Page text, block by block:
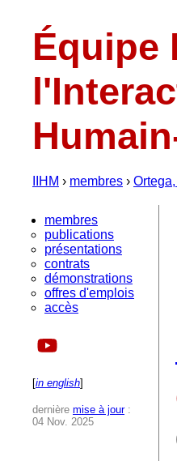
Équipe
IIHM › membres ›
membres
publications
présentations
contrats
démonstrations
offres d'emplois
accès
[in english]
dernière mise à jour:
04 Nov. 2025